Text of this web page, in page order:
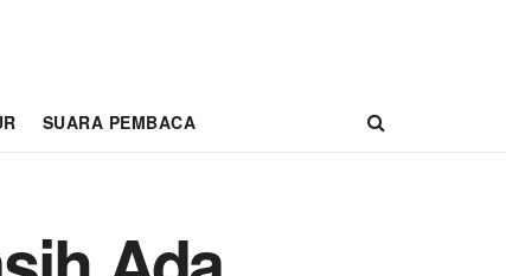
SUARA PEMBACA